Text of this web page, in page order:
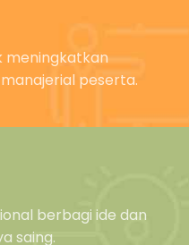
meningkatkan
peserta.
berbagi ide dan
saing.